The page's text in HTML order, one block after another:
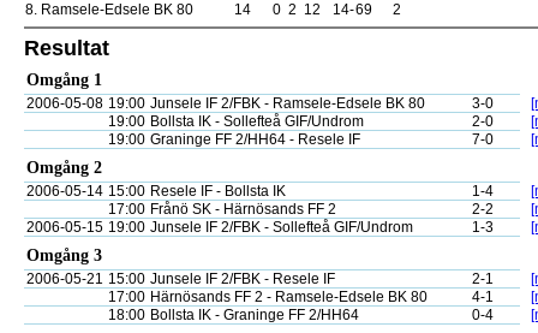
8. Ramsele-Edsele BK 80 14 0 2 12 14-69 2
Resultat
Omgång 1
2006-05-08 19:00 Junsele IF 2/FBK - Ramsele-Edsele BK 80 3-0
19:00 Bollsta IK - Sollefteå GIF/Undrom 2-0
19:00 Graninge FF 2/HH64 - Resele IF 7-0
Omgång 2
2006-05-14 15:00 Resele IF - Bollsta IK 1-4
17:00 Frånö SK - Härnösands FF 2 2-2
2006-05-15 19:00 Junsele IF 2/FBK - Sollefteå GIF/Undrom 1-3
Omgång 3
2006-05-21 15:00 Junsele IF 2/FBK - Resele IF 2-1
17:00 Härnösands FF 2 - Ramsele-Edsele BK 80 4-1
18:00 Bollsta IK - Graninge FF 2/HH64 0-4